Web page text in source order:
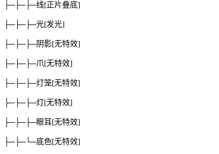
├─├─├─线[正片叠底]
├─├─├─光[发光]
├─├─├─阴影[无特效]
├─├─├─爪[无特效]
├─├─├─灯笼[无特效]
├─├─├─灯[无特效]
├─├─├─眼耳[无特效]
├─├─└─底色[无特效]